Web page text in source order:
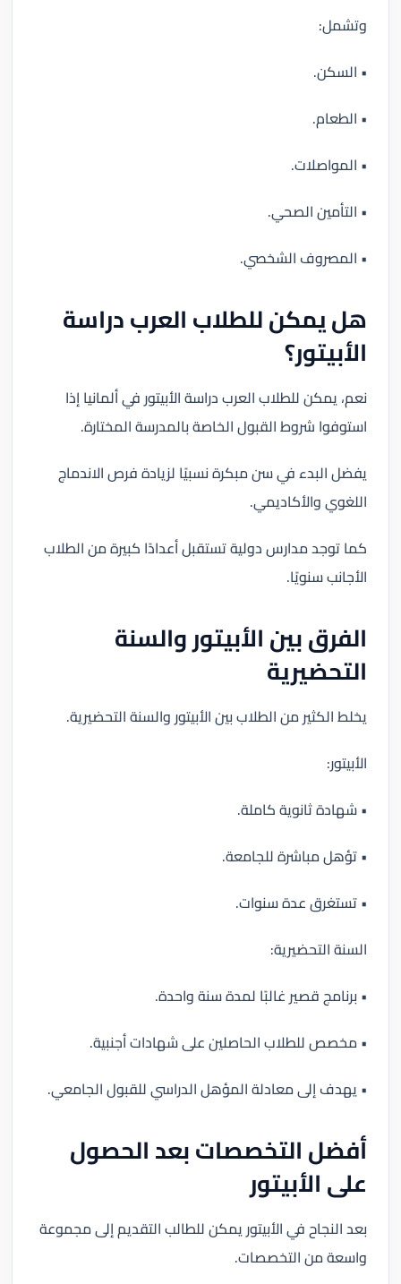
وتشمل:
• السكن.
• الطعام.
• المواصلات.
• التأمين الصحي.
• المصروف الشخصي.
هل يمكن للطلاب العرب دراسة
الأبيتور؟
نعم، يمكن للطلاب العرب دراسة الأبيتور في ألمانيا إذا
استوفوا شروط القبول الخاصة بالمدرسة المختارة.
يفضل البدء في سن مبكرة نسبيًا لزيادة فرص الاندماج
اللغوي والأكاديمي.
كما توجد مدارس دولية تستقبل أعدادًا كبيرة من الطلاب
الأجانب سنويًا.
الفرق بين الأبيتور والسنة
التحضيرية
يخلط الكثير من الطلاب بين الأبيتور والسنة التحضيرية.
الأبيتور:
• شهادة ثانوية كاملة.
• تؤهل مباشرة للجامعة.
• تستغرق عدة سنوات.
السنة التحضيرية:
• برنامج قصير غالبًا لمدة سنة واحدة.
• مخصص للطلاب الحاصلين على شهادات أجنبية.
• يهدف إلى معادلة المؤهل الدراسي للقبول الجامعي.
أفضل التخصصات بعد الحصول
على الأبيتور
بعد النجاح في الأبيتور يمكن للطالب التقديم إلى مجموعة
واسعة من التخصصات.